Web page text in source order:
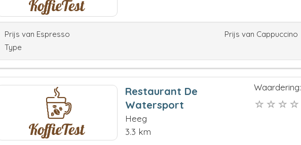
Prijs van Espresso
Prijs van Cappuccino
Type
Restaurant De
Watersport
Heeg
3.3 km
Waardering: